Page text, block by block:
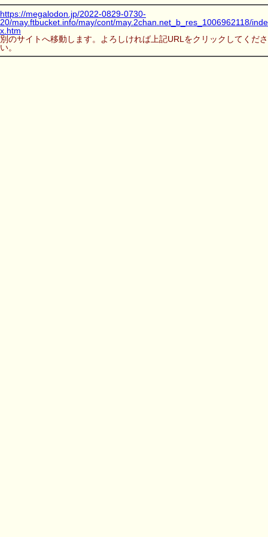
https://megalodon.jp/2022-0829-0730-
20/may.ftbucket.info/may/cont/may.2chan.net_b_res_1006962118/inde
x.htm
別のサイトへ移動します。よろしければ上記URLをクリックしてくださ
い。